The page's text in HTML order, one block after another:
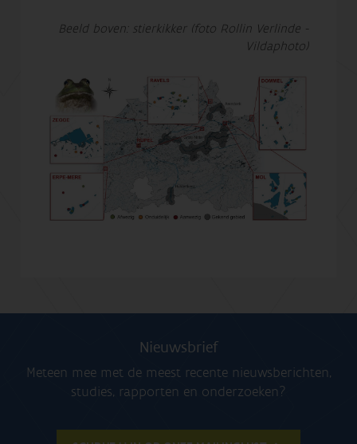
Beeld boven: stierkikker (foto Rollin Verlinde -
Vildaphoto)
Nieuwsbrief
Meteen mee met de meest recente nieuwsberichten,
studies, rapporten en onderzoeken?